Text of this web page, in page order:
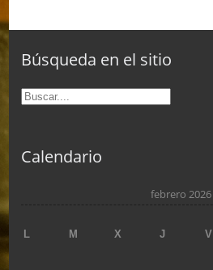
Búsqueda en el sitio
Calendario
febrero 2026
L M X J V